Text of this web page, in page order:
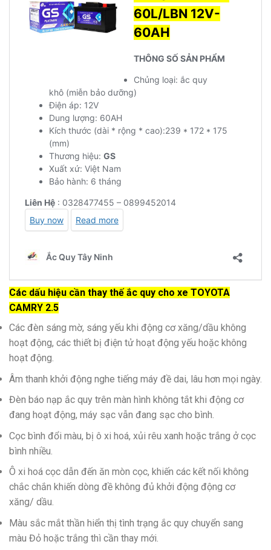
Các dấu hiệu cần thay thế ắc quy cho xe TOYOTA
CAMRY 2.5
Các đèn sáng mờ, sáng yếu khi động cơ xăng/dầu không
hoạt động, các thiết bị điện tử hoạt động yếu hoặc không
hoạt động.
Âm thanh khởi động nghe tiếng máy đề dai, lâu hơn mọi ngày.
Đèn báo nạp ắc quy trên màn hình không tắt khi động cơ
đang hoạt động, máy sạc vẫn đang sạc cho bình.
Cọc bình đổi màu, bị ô xi hoá, xủi rêu xanh hoặc trắng ở cọc
bình nhiều.
Ô xi hoá cọc dẫn đến ăn mòn cọc, khiến các kết nối không
chắc chắn khiến dòng đề không đủ khởi động động cơ
xăng/ dầu.
Màu sắc mắt thần hiển thị tình trạng ắc quy chuyển sang
màu Đỏ hoặc trắng thì cần thay mới.